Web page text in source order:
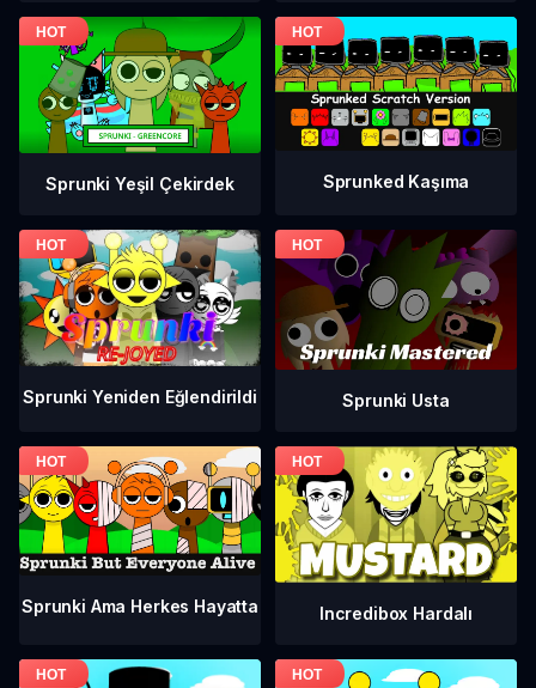
Sprunki Yeşil Çekirdek Sprunked Kaşıma
Sprunki Yeniden Eğlendirildi Sprunki Usta
Sprunki Ama Herkes Hayatta Incredibox Hardalı